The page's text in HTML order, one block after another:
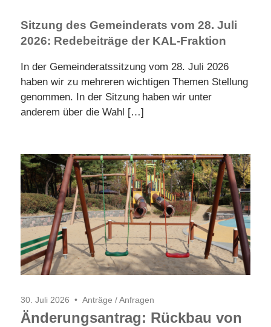
Sitzung des Gemeinderats vom 28. Juli
2026: Redebeiträge der KAL-Fraktion
In der Gemeinderatssitzung vom 28. Juli 2026
haben wir zu mehreren wichtigen Themen Stellung
genommen. In der Sitzung haben wir unter
anderem über die Wahl […]
30. Juli 2026 Anträge / Anfragen
Änderungsantrag: Rückbau von